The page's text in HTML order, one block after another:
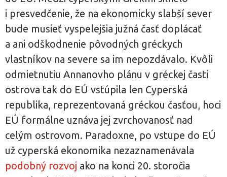
i presvedčenie, že na ekonomicky slabší sever
bude musieť vyspelejšia južná časť doplácať
a ani odškodnenie pôvodných gréckych
vlastníkov na severe sa im nepozdávalo. Kvôli
odmietnutiu Annanovho plánu v gréckej časti
ostrova tak do EÚ vstúpila len Cyperská
republika, reprezentovaná gréckou časťou, hoci
EÚ formálne uznáva jej zvrchovanosť nad
celým ostrovom. Paradoxne, po vstupe do EÚ
už cyperská ekonomika nezaznamenávala
podobný rozvoj ako na konci 20. storočia